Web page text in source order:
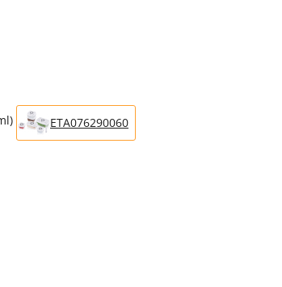
ETA076290060